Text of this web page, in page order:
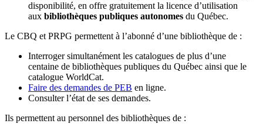
disponibilité, en offre gratuitement la licence d’utilisation
aux bibliothèques publiques autonomes du Québec.
Le CBQ et PRPG permettent à l’abonné d’une bibliothèque de :
Interroger simultanément les catalogues de plus d’une
centaine de bibliothèques publiques du Québec ainsi que le
catalogue WorldCat.
Faire des demandes de PEB en ligne.
Consulter l’état de ses demandes.
Ils permettent au personnel des bibliothèques de :